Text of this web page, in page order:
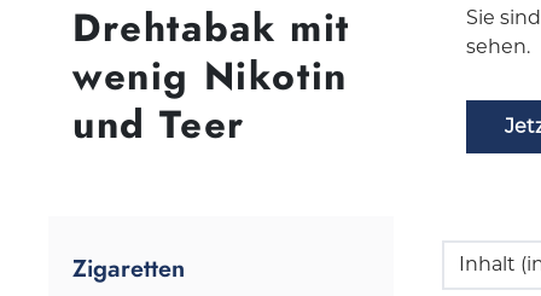
Drehtabak mit
wenig Nikotin
und Teer
Sie
sehen.
Zigaretten Inhalt